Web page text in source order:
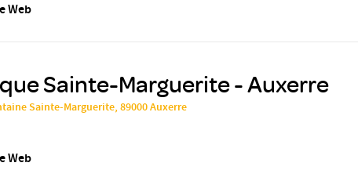
Web
Sainte-Marguerite - Auxerre
Sainte-Marguerite, 89000 Auxerre
Web